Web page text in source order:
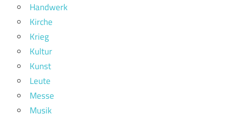
Handwerk
Kirche
Krieg
Kultur
Kunst
Leute
Messe
Musik